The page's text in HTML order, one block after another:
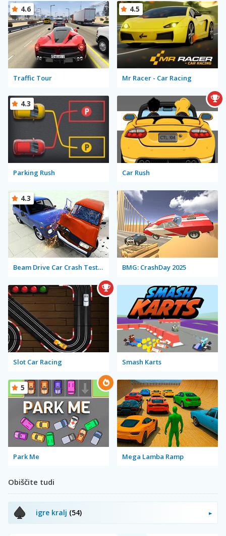
Traffic Tour
4.6
Mr Racer - Car Racing
4.5
Parking Rush
4.3
Car Rush
Beam Drive Car Crash Test Simulator
4.3
BMG: CrashDay 2025
Slot Car Racing Smash Karts
Park Me
5
Mega Lamba Ramp
Obiščite tudi
igre kralj (54)